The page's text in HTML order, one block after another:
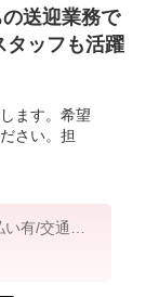
送迎業務で
ッフも活躍
ます。希望
さい。担
有/交通費